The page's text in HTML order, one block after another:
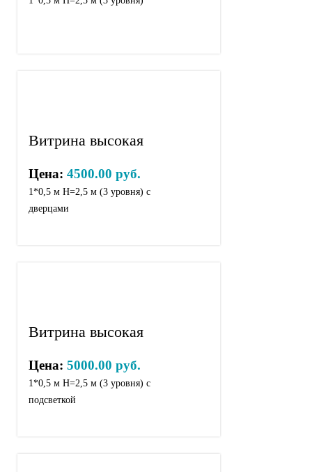
Витрина высокая
Цена:4500.00 руб.
1*0,5 м Н=2,5 м (3 уровня) с
дверцами
Витрина высокая
Цена:5000.00 руб.
1*0,5 м Н=2,5 м (3 уровня) с
подсветкой